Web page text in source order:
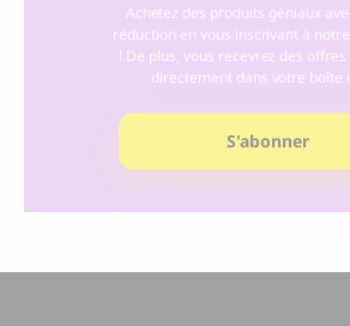
Achetez des produits géniaux
réduction en vous inscrivant à
! De plus, vous recevrez des
directement dans votre boîte
S'abonner